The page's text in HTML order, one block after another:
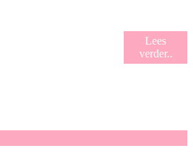
Lees
verder..